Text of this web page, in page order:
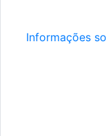
Informações